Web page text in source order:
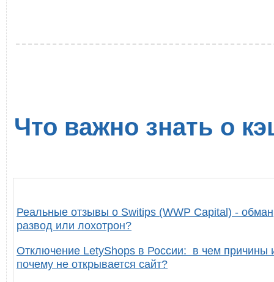
Что важно знать о
Реальные отзывы о Switips (WWP Capital) -
развод или лохотрон?
Отключение LetyShops в России: в чем причины
почему не открывается сайт?